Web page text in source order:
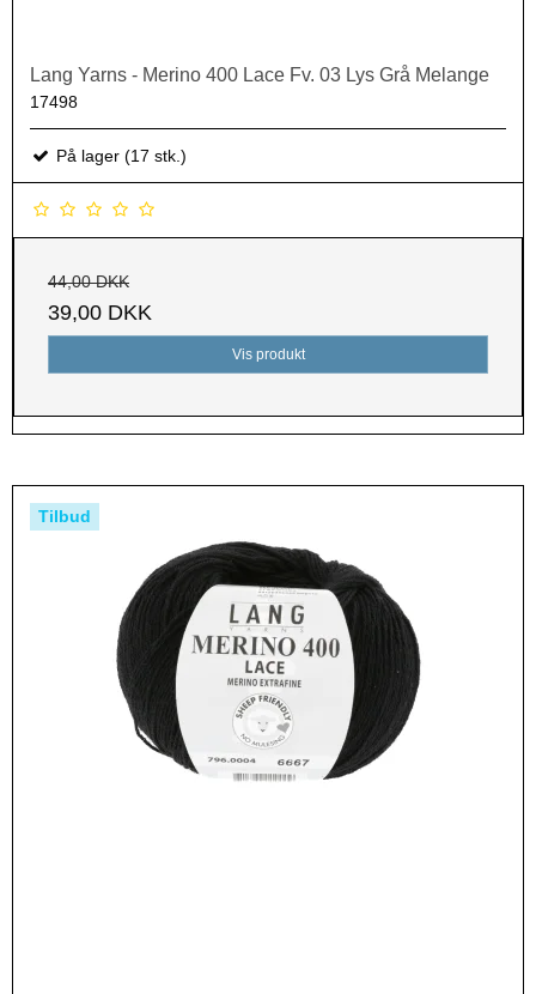
Lang Yarns - Merino 400 Lace Fv. 03 Lys Grå Melange
17498
På lager (17 stk.)
44,00 DKK
39,00 DKK
Vis produkt
Tilbud